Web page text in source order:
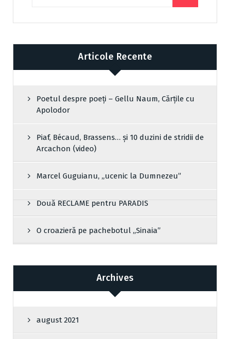
Articole Recente
Poetul despre poeți – Gellu Naum, Cărțile cu
Apolodor
Piaf, Bécaud, Brassens… și 10 duzini de stridii de
Arcachon (video)
Marcel Guguianu, „ucenic la Dumnezeu”
Două RECLAME pentru PARADIS
O croazieră pe pachebotul „Sinaia”
Archives
august 2021